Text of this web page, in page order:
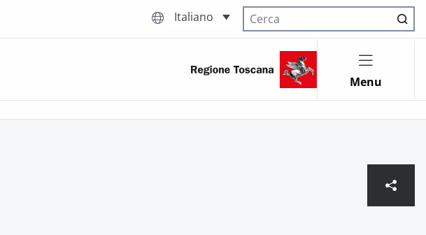
Italiano
Cerca nel sito
Menu